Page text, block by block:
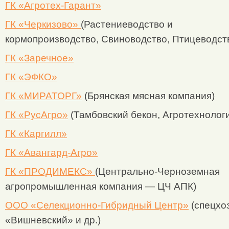
ГК «Агротех-Гарант»
ГК «Черкизово» (Растениеводство и
кормопроизводство, Свиноводство,
ГК «Заречное»
ГК «ЭФКО»
ГК «МИРАТОРГ» (Брянская мясная компания)
ГК «РусАгро» (Тамбовский бекон,
ГК «Каргилл»
ГК «Авангард-Агро»
ГК «ПРОДИМЕКС» (Центрально-Черноземная
агропромышленная компания — ЦЧ АПК)
ООО «Селекционно-Гибридный Центр»
«Вишневский» и др.)